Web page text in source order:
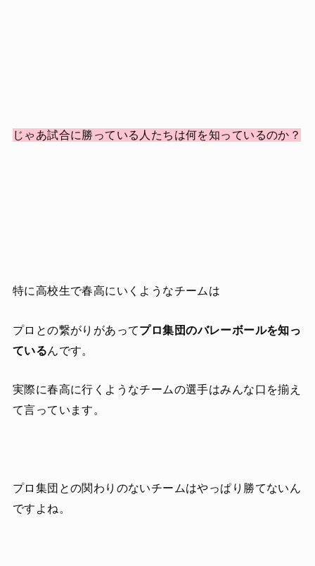
じゃあ試合に勝っている人たちは何を知っているのか？
特に高校生で春高にいくようなチームは
プロとの繋がりがあってプロ集団のバレーボールを知っ
ているんです。
実際に春高に行くようなチームの選手はみんな口を揃え
て言っています。
プロ集団との関わりのないチームはやっぱり勝てないん
ですよね。